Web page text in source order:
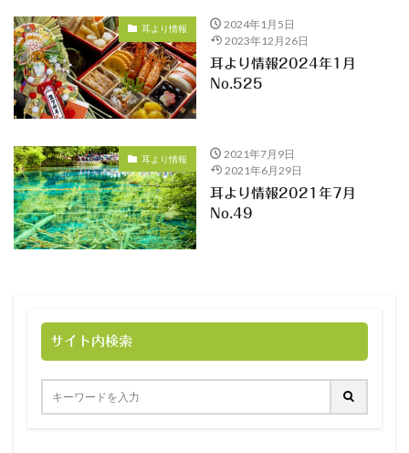
耳より情報
2024年1月5日
2023年12月26日
耳より情報2024年1月
No.525
耳より情報
2021年7月9日
2021年6月29日
耳より情報2021年7月
No.49
サイト内検索